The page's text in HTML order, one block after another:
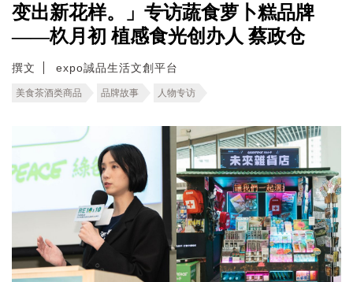
变出新花样。」专访蔬食萝卜糕品牌
——杦月初 植感食光创办人 蔡政仓
撰文 expo誠品生活文創平台
美食茶酒类商品 品牌故事 人物专访